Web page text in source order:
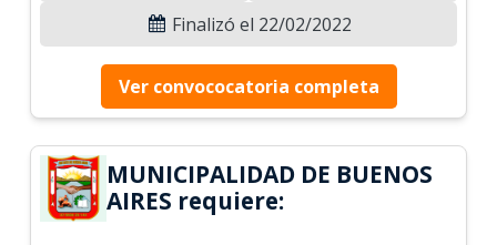
Finalizó el 22/02/2022
Ver convococatoria completa
MUNICIPALIDAD DE BUENOS
AIRES requiere: